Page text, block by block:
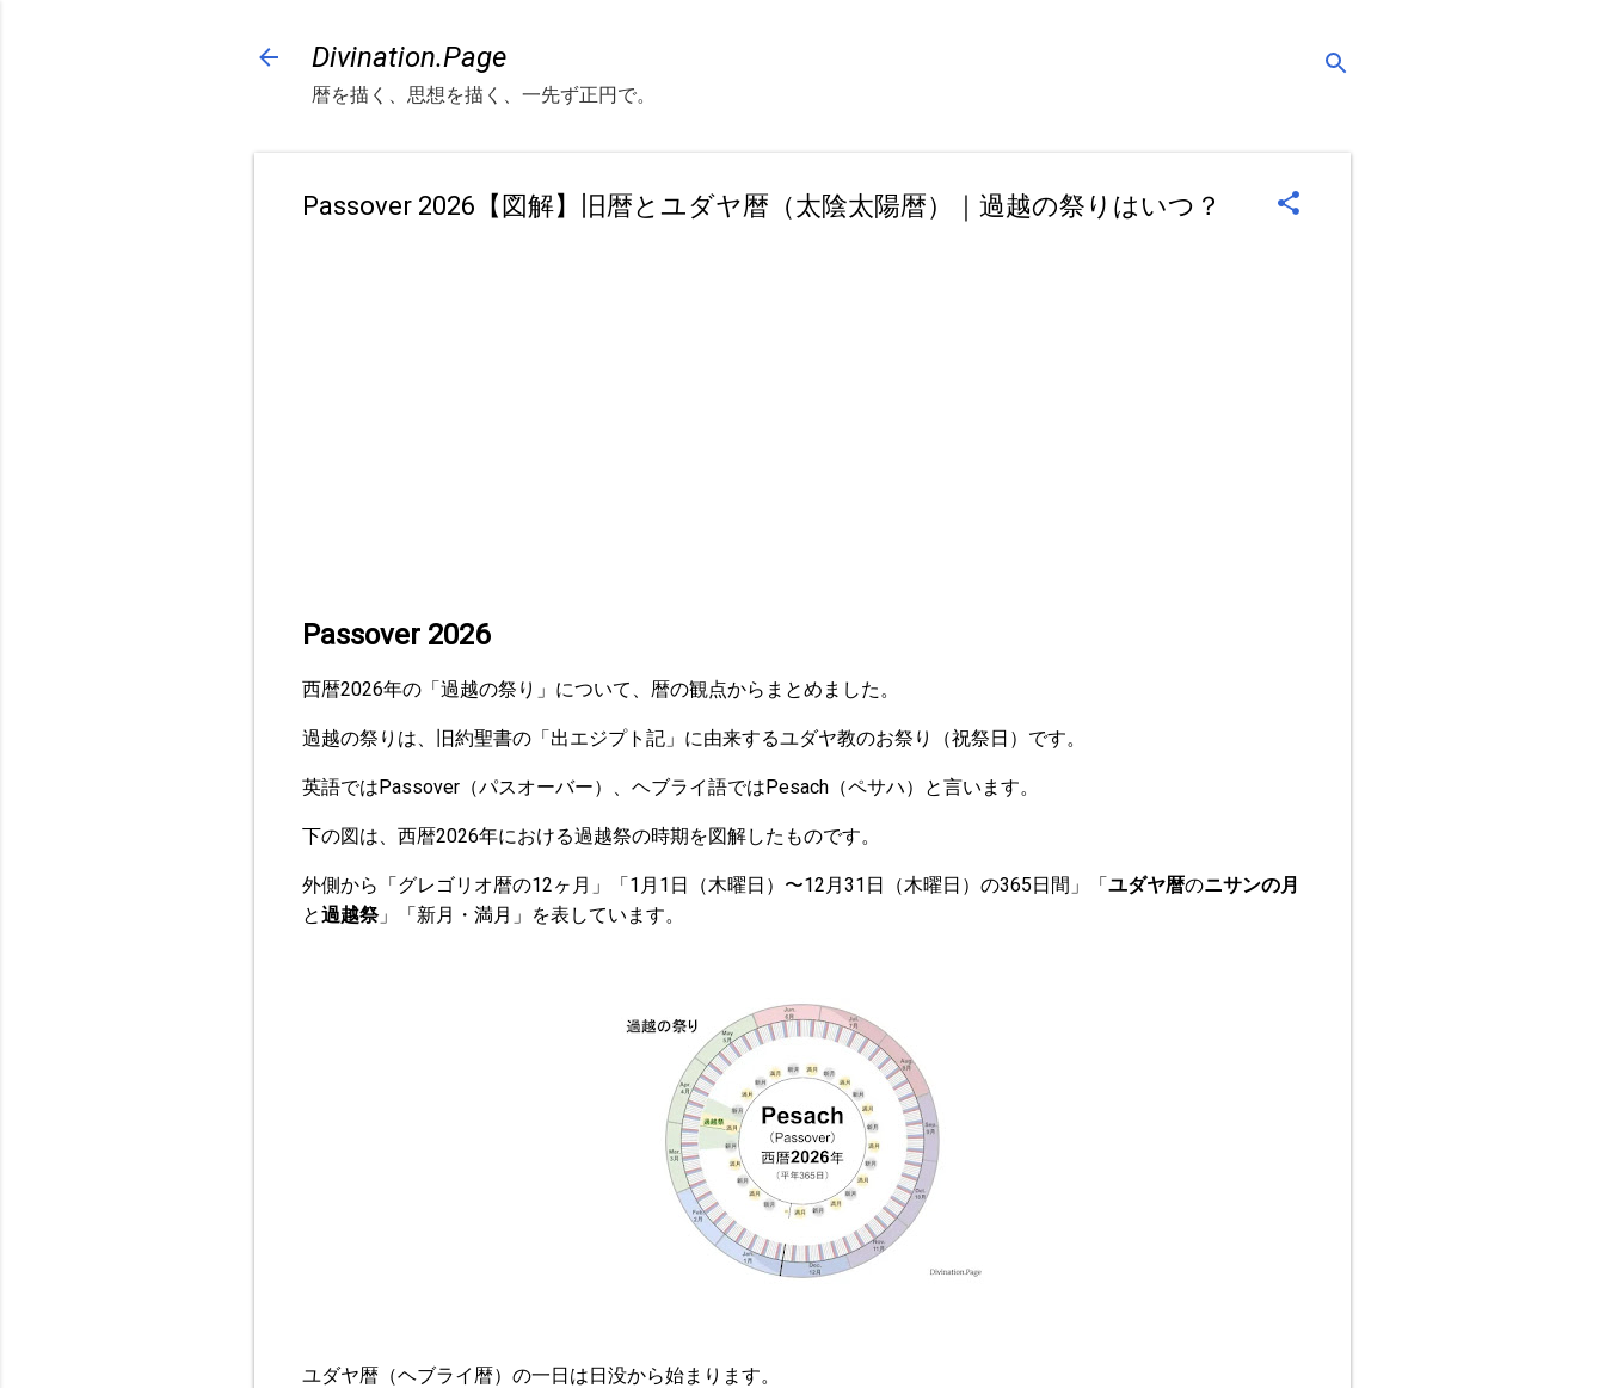
Divination.Page
暦を描く、思想を描く、一先ず正円で。
Passover 2026【図解】旧暦とユダヤ暦（太陰太陽暦）｜過越の祭りはいつ？
Passover 2026
西暦2026年の「過越の祭り」について、暦の観点からまとめました。
過越の祭りは、旧約聖書の「出エジプト記」に由来するユダヤ教のお祭り（祝祭日）です。
英語ではPassover（パスオーバー）、ヘブライ語ではPesach（ペサハ）と言います。
下の図は、西暦2026年における過越祭の時期を図解したものです。
外側から「グレゴリオ暦の12ヶ月」「1月1日（木曜日）〜12月31日（木曜日）の365日間」「ユダヤ暦のニサンの月
と過越祭」「新月・満月」を表しています。
ユダヤ暦（ヘブライ暦）の一日は日没から始まります。